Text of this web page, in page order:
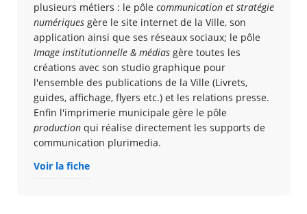
plusieurs métiers : le pôle communication et stratégie
numériquesgère le site internet de la Ville, son
application ainsi que ses réseaux sociaux; le pôle
Image institutionnelle & médiasgère toutes les
créations avec son studio graphique pour
l'ensemble des publications de la Ville (Livrets,
guides, affichage, flyers etc.) et les relations presse.
Enfin l'imprimerie municipale gère le pôle
productionqui réalise directement les supports de
communication plurimedia.
Voir la fiche